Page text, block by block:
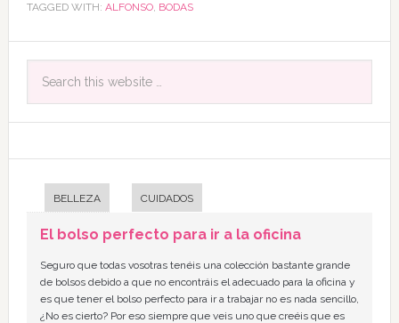
TAGGED WITH: ALFONSO, BODAS
BELLEZA CUIDADOS
El bolso perfecto para ir a la oficina
Seguro que todas vosotras tenéis una colección bastante grande
de bolsos debido a que no encontráis el adecuado para la oficina y
es que tener el bolso perfecto para ir a trabajar no es nada sencillo,
¿No es cierto? Por eso siempre que veis uno que creéis que es